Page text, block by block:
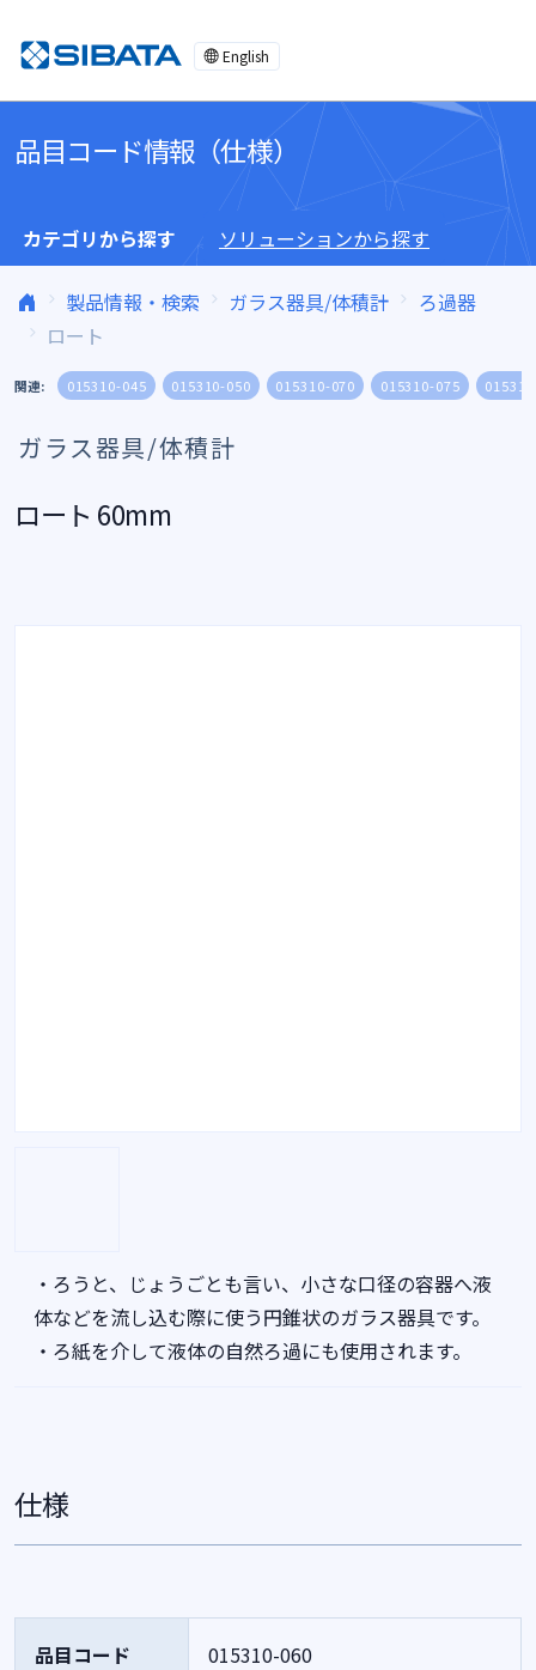
English
品目コード情報（仕様）
カテゴリから探す ソリューションから探す
製品情報・検索 ガラス器具/体積計
ろ過器
ロート
関連: 015310-045 015310-050 015310-070 015310-075
ガラス器具/体積計
ロート 60mm
・ろうと、じょうごとも言い、小さな口径の容器へ液
体などを流し込む際に使う円錐状のガラス器具です。
・ろ紙を介して液体の自然ろ過にも使用されます。
仕様
品目コード 015310-060